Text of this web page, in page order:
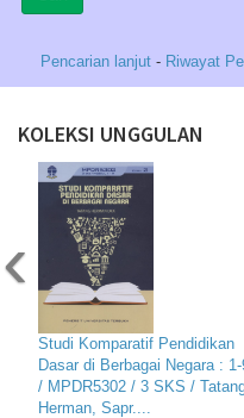
Pencarian lanjut - Riwayat
KOLEKSI UNGGULAN
Studi Komparatif Pendidikan
Dasar di Berbagai Negara :
/ MPDR5302 / 3 SKS /
Herman, Sapr....
‹